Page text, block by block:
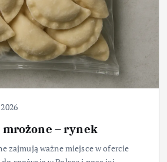
– rynek
zajmują ważne miejsce w ofercie